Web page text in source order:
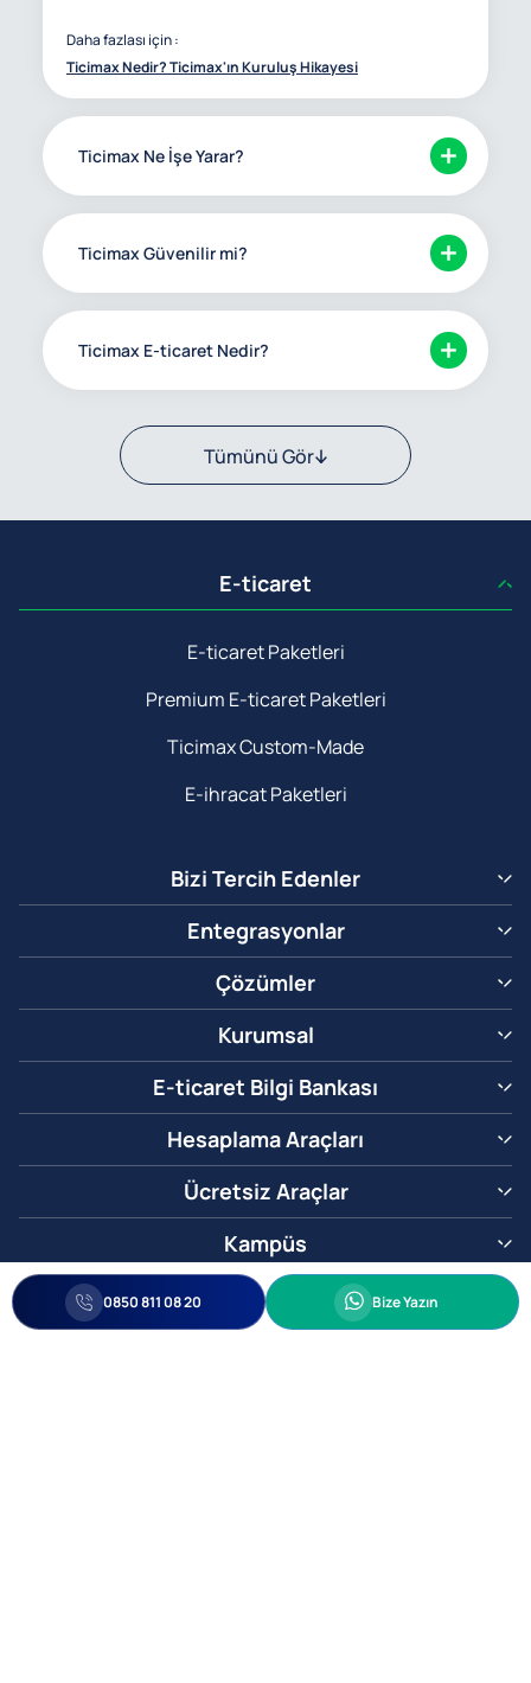
Daha fazlası için :
Ticimax Nedir? Ticimax'ın Kuruluş Hikayesi
Ticimax Ne İşe Yarar?
Ticimax Güvenilir mi?
Ticimax E-ticaret Nedir?
Tümünü Gör
E-ticaret
E-ticaret Paketleri
Premium E-ticaret Paketleri
Ticimax Custom-Made
E-ihracat Paketleri
Bizi Tercih Edenler
Entegrasyonlar
Çözümler
Kurumsal
E-ticaret Bilgi Bankası
Hesaplama Araçları
Ücretsiz Araçlar
Kampüs
0850 811 08 20 Whatsapp
Bize Yazın
0850 811 08 20